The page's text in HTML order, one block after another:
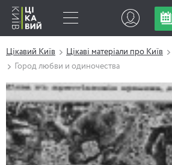
Цікавий Київ Цікаві матеріали про Київ
Город любви и одиночества